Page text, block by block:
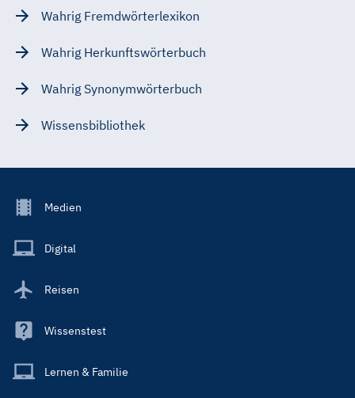
Wahrig Fremdwörterlexikon
Wahrig Herkunftswörterbuch
Wahrig Synonymwörterbuch
Wissensbibliothek
Footer
Main
Medien
Digital
Reisen
Wissenstest
Lernen & Familie